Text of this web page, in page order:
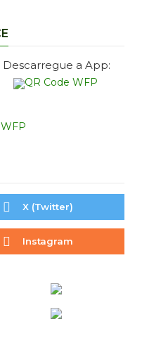
Descarregue a App:
X (Twitter)
Instagram